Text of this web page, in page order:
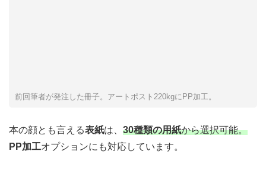
前回筆者が発注した冊子。アートポスト220kgにPP加工。
本の顔とも言える表紙は、 30種類の用紙から選択可能。
PP加工オプションにも対応しています。